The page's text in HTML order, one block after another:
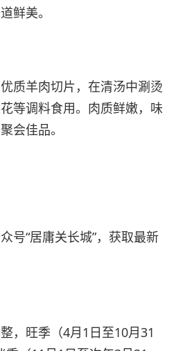
鲜美。
质羊肉切片，在清汤中涮烫
等调料食用。肉质鲜嫩，味
会佳品。
号“居庸关长城”，获取最新
，旺季（4月1日至10月31